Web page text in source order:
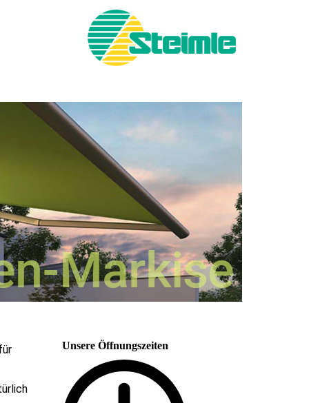
Unsere Öffnungszeiten